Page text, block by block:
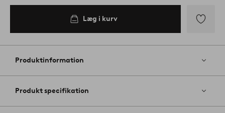
Læg i kurv
til
Produktinformation
Produkt specifikation